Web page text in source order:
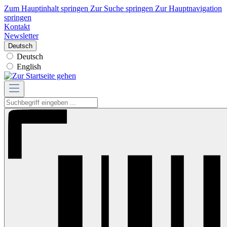
Zum Hauptinhalt springen Zur Suche springen Zur Hauptnavigation
springen
Kontakt
Newsletter
Deutsch
Deutsch
English